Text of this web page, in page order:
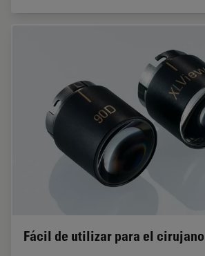
Fácil de utilizar para el cirujano